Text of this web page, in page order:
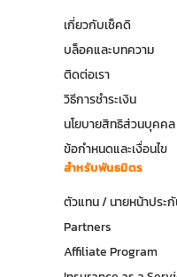
เกี่ยวกับเช็คดิ
บล็อคและบทความ
ติดต่อเรา
วิธีการชำระเงิน
นโยบายสิทธิส่วนบุคคล
ข้อกำหนดและเงื่อนไข
สำหรับพันธมิตร
ตัวแทน / นายหน้าประ
Partners
Affiliate Program